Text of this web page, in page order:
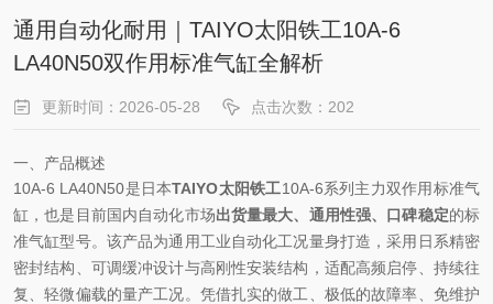
通用自动化耐用｜TAIYO太阳铁工10A-6
LA40N50双作用标准气缸全解析
更新时间：2026-05-28 点击次数：202
一、产品概述
10A-6 LA40N50是日本TAIYO太阳铁工10A-6系列主力双作用标准气
缸，也是目前国内自动化市场出货量最大、通用性强、口碑稳定的标
准气缸型号。该产品为通用工业自动化工况量身打造，采用日系精密
密封结构、可调缓冲设计与高刚性安装结构，适配高频启停、持续往
复、轻微偏载的量产工况。凭借扎实的做工、极低的故障率、免维护